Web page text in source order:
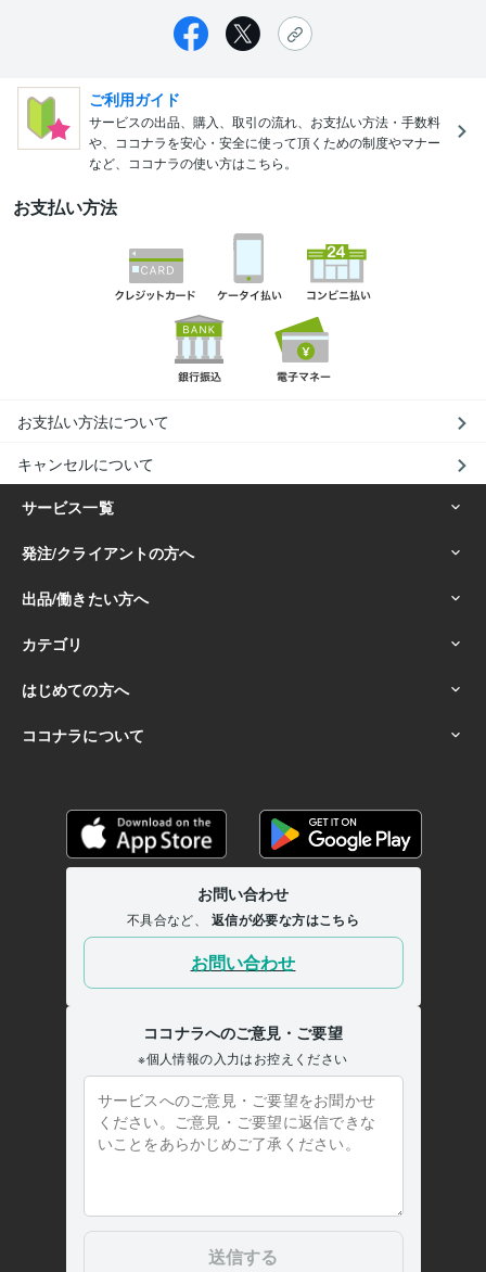
ご利用ガイド
サービスの出品、購入、取引の流れ、お支払い方法・手数料
や、ココナラを安心・安全に使って頂くための制度やマナー
など、ココナラの使い方はこちら。
お支払い方法
お支払い方法について
キャンセルについて